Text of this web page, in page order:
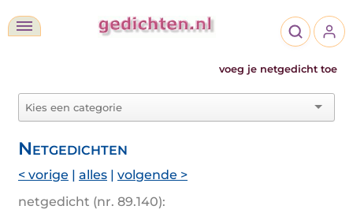
voeg je netgedicht toe
Netgedichten
< vorige | alles | volgende >
netgedicht (nr. 89.140):